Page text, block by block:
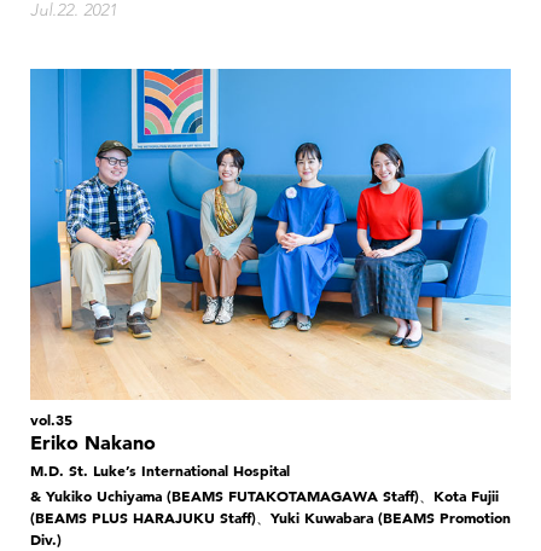
Jul.22. 2021
vol.35
Eriko Nakano
M.D. St. Luke’s International Hospital
& Yukiko Uchiyama (BEAMS FUTAKOTAMAGAWA Staff)、Kota Fujii
(BEAMS PLUS HARAJUKU Staff)、Yuki Kuwabara (BEAMS Promotion
Div.)